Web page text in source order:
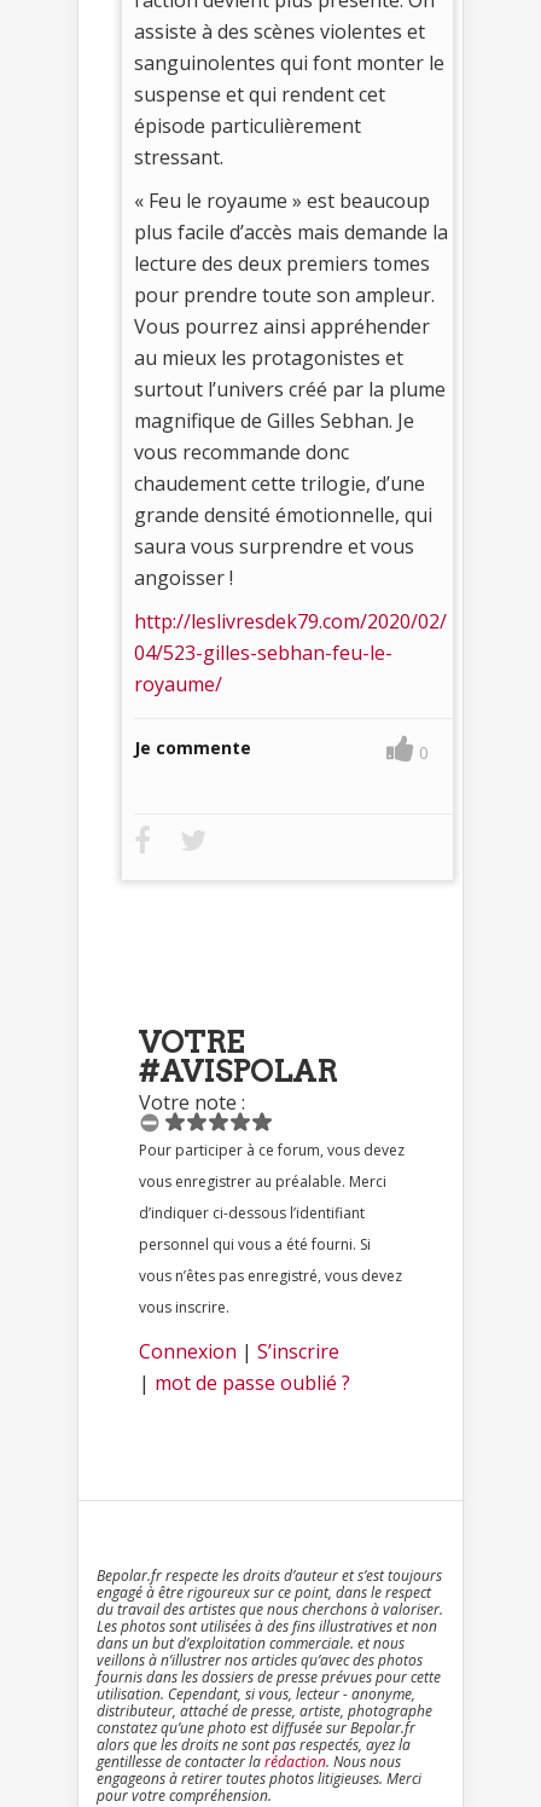
assiste à des scènes violentes et
sanguinolentes qui font monter le
suspense et qui rendent cet
épisode particulièrement
stressant.
« Feu le royaume » est beaucoup
plus facile d’accès mais demande la
lecture des deux premiers tomes
pour prendre toute son ampleur.
Vous pourrez ainsi appréhender
au mieux les protagonistes et
surtout l’univers créé par la plume
magnifique de Gilles Sebhan. Je
vous recommande donc
chaudement cette trilogie, d’une
grande densité émotionnelle, qui
saura vous surprendre et vous
angoisser !
http://leslivresdek79.com/2020/02/
04/523-gilles-sebhan-feu-le-
royaume/
Je commente 0
VOTRE
#AVISPOLAR
Votre note :
Pour participer à ce forum, vous devez
vous enregistrer au préalable. Merci
d’indiquer ci-dessous l’identifiant
personnel qui vous a été fourni. Si
vous n’êtes pas enregistré, vous devez
vous inscrire.
Connexion | S’inscrire
| mot de passe oublié ?
Bepolar.fr respecte les droits d’auteur et s’est toujours
engagé à être rigoureux sur ce point, dans le respect
du travail des artistes que nous cherchons à valoriser.
Les photos sont utilisées à des fins illustratives et non
dans un but d’exploitation commerciale. et nous
veillons à n’illustrer nos articles qu’avec des photos
fournis dans les dossiers de presse prévues pour cette
utilisation. Cependant, si vous, lecteur - anonyme,
distributeur, attaché de presse, artiste, photographe
constatez qu’une photo est diffusée sur Bepolar.fr
alors que les droits ne sont pas respectés, ayez la
gentillesse de contacter larédaction. Nous nous
engageons à retirer toutes photos litigieuses. Merci
pour votre compréhension.